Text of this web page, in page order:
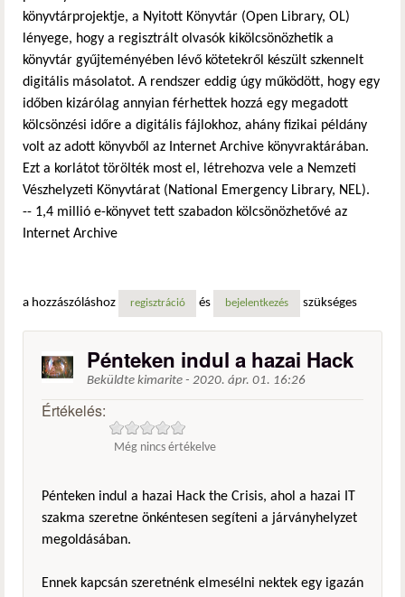
könyvtárprojektje, a Nyitott Könyvtár (Open Library, OL)
lényege, hogy a regisztrált olvasók kikölcsönözhetik a
könyvtár gyűjteményében lévő kötetekről készült szkennelt
digitális másolatot. A rendszer eddig úgy működött, hogy egy
időben kizárólag annyian férhettek hozzá egy megadott
kölcsönzési időre a digitális fájlokhoz, ahány fizikai példány
volt az adott könyvből az Internet Archive könyvraktárában.
Ezt a korlátot törölték most el, létrehozva vele a Nemzeti
Vészhelyzeti Könyvtárat (National Emergency Library, NEL).
-- 1,4 millió e-könyvet tett szabadon kölcsönözhetővé az
Internet Archive
a hozzászóláshoz regisztráció és bejelentkezés szükséges
Pénteken indul a hazai Hack
Beküldte kimarite - 2020. ápr. 01. 16:26
Értékelés:
Még nincs értékelve
Pénteken indul a hazai Hack the Crisis, ahol a hazai IT
szakma szeretne önkéntesen segíteni a járványhelyzet
megoldásában.
Ennek kapcsán szeretnénk elmesélni nektek egy igazán